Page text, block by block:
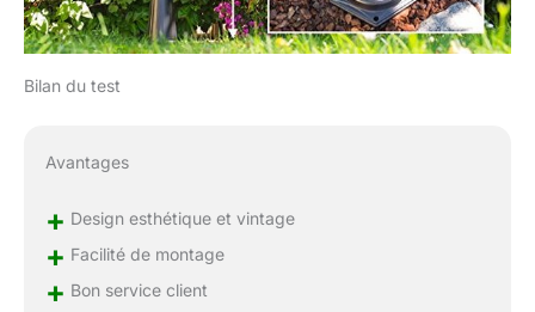
Bilan du test
Avantages
+ Design esthétique et vintage
+ Facilité de montage
+ Bon service client